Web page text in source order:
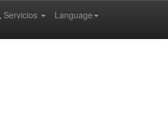
Language
Servicios